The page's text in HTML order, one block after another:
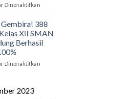
Pemersatu
Fondasi
Perdamaian
Dinonaktifkan
2026:
Tahap
Krusial
yang
388
XII SMAN
Berhasil
Dinonaktifkan
2023